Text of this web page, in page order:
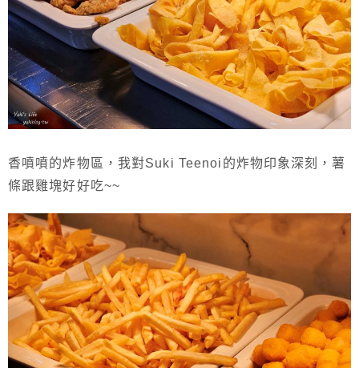
香噴噴的炸物區，我對Suki Teenoi的炸物印象深刻，薯
條跟雞塊好好吃~~